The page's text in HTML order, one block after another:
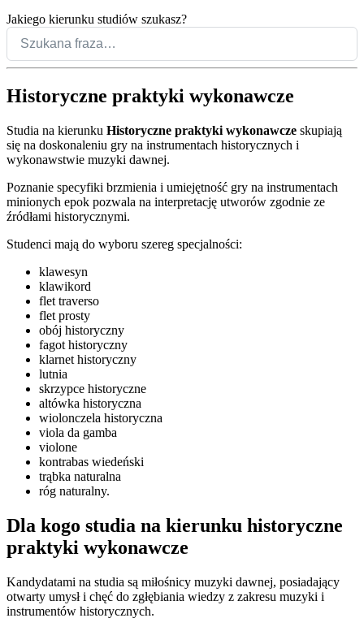
Jakiego kierunku studiów szukasz?
Historyczne praktyki wykonawcze
Studia na kierunku Historyczne praktyki wykonawcze skupiają
się na doskonaleniu gry na instrumentach historycznych i
wykonawstwie muzyki dawnej.
Poznanie specyfiki brzmienia i umiejętność gry na instrumentach
minionych epok pozwala na interpretację utworów zgodnie ze
źródłami historycznymi.
Studenci mają do wyboru szereg specjalności:
klawesyn
klawikord
flet traverso
flet prosty
obój historyczny
fagot historyczny
klarnet historyczny
lutnia
skrzypce historyczne
altówka historyczna
wiolonczela historyczna
viola da gamba
violone
kontrabas wiedeński
trąbka naturalna
róg naturalny.
Dla kogo studia na kierunku historyczne
praktyki wykonawcze
Kandydatami na studia są miłośnicy muzyki dawnej, posiadający
otwarty umysł i chęć do zgłębiania wiedzy z zakresu muzyki i
instrumentów historycznych.